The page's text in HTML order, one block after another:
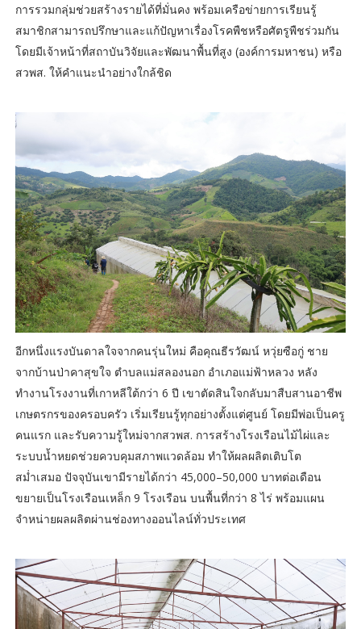
การรวมกลุ่มช่วยสร้างรายได้ที่มั่นคง พร้อมเครือข่ายการเรียนรู้
สมาชิกสามารถปรึกษาและแก้ปัญหาเรื่องโรคพืชหรือศัตรูพืชร่วมกัน
โดยมีเจ้าหน้าที่สถาบันวิจัยและพัฒนาพื้นที่สูง (องค์การมหาชน) หรือ
สวพส. ให้คำแนะนำอย่างใกล้ชิด
อีกหนึ่งแรงบันดาลใจจากคนรุ่นใหม่ คือคุณธีรวัฒน์ หวุ่ยซือกู่ ชาย
จากบ้านป่าคาสุขใจ ตำบลแม่สลองนอก อำเภอแม่ฟ้าหลวง หลัง
ทำงานโรงงานที่เกาหลีใต้กว่า 6 ปี เขาตัดสินใจกลับมาสืบสานอาชีพ
เกษตรกรของครอบครัว เริ่มเรียนรู้ทุกอย่างตั้งแต่ศูนย์ โดยมีพ่อเป็นครู
คนแรก และรับความรู้ใหม่จากสวพส. การสร้างโรงเรือนไม้ไผ่และ
ระบบน้ำหยดช่วยควบคุมสภาพแวดล้อม ทำให้ผลผลิตเติบโต
สม่ำเสมอ ปัจจุบันเขามีรายได้กว่า 45,000–50,000 บาทต่อเดือน
ขยายเป็นโรงเรือนเหล็ก 9 โรงเรือน บนพื้นที่กว่า 8 ไร่ พร้อมแผน
จำหน่ายผลผลิตผ่านช่องทางออนไลน์ทั่วประเทศ